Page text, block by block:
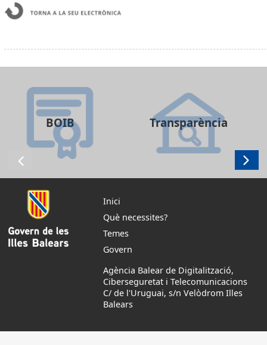
BOIB Transparència
Inici
Què necessites?
Temes
Govern
Agència Balear de Digitalització,
Ciberseguretat i Telecomunicacions
C/ de l'Uruguai, s/n Velòdrom Illes
Balears